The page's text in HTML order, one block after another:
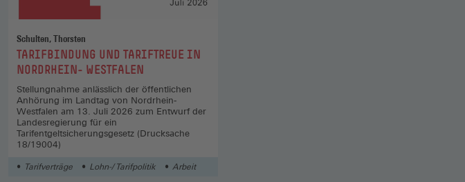
Schulten, Thorsten
:
TARIFBINDUNG UND TARIFTREUE IN
NORDRHEIN- WESTFALEN
Stellungnahme anlässlich der öffentlichen
Anhörung im Landtag von Nordrhein-
Westfalen am 13. Juli 2026 zum Entwurf der
Landesregierung für ein
Tarifentgeltsicherungsgesetz (Drucksache
18/19004)
Tarifverträge Lohn-/ Tarifpolitik Arbeit